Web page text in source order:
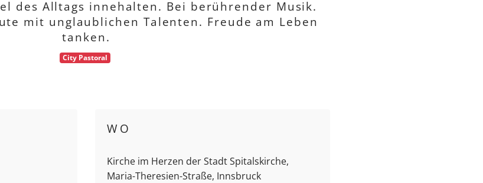
des Alltags innehalten. Bei berührender Musik.
mit unglaublichen Talenten. Freude am Leben
tanken.
City Pastoral
WO
Kirche im Herzen der Stadt Spitalskirche,
Maria-Theresien-Straße, Innsbruck